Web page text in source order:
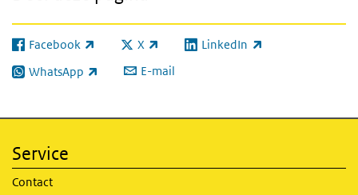
Facebook
(externe link) X
(externe link) LinkedIn
(externe link)
WhatsApp
(externe link) E-mail
Service
Contact